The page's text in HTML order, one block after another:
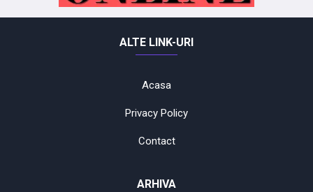
ALTE LINK-URI
Acasa
Privacy Policy
Contact
ARHIVA